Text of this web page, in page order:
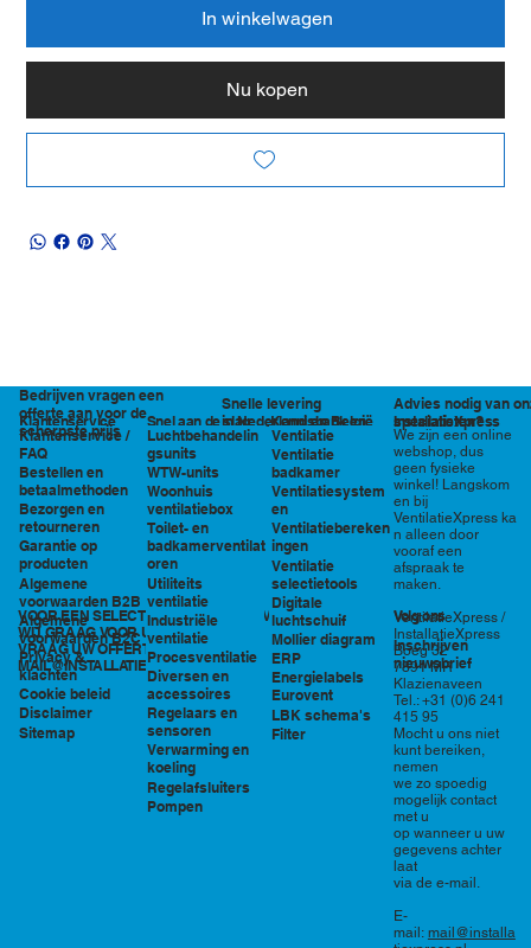
In winkelwagen
Nu kopen
Klantenservice
Klantenservice /
FAQ
Bestellen en
betaalmethoden
Bezorgen en
retourneren
Garantie op
producten
Algemene
voorwaarden B2B
Algemene
voorwaarden B2C
Privacy &
klachten
Cookie beleid
Disclaimer
Sitemap
VOOR EEN SELECTIE EN PRIJSOPGAVE STAAN
WIJ GRAAG VOOR U KLAAR!
VRAAG UW OFFERTE AAN VIA
MAIL@INSTALLATIEXPRESS.NL
Bedrijven vragen een
offerte aan voor de
scherpste prijs
Snelle levering
in Nederland en België
Advies nodig van
specialisten?
Snel aan de slag
Luchtbehandelin
gsunits
WTW-units
Woonhuis
ventilatiebox
Toilet- en
badkamerventilat
oren
Utiliteits
ventilatie
Industriële
ventilatie
Procesventilatie
Diversen en
accessoires
Regelaars en
sensoren
Verwarming en
koeling
Regelafsluiters
Pompen
Kennisbank en
tools
Ventilatie
Ventilatie
badkamer
Ventilatiesystem
en
Ventilatiebereken
ingen
Ventilatie
selectietools
Digitale
luchtschuif
Mollier diagram
ERP
Energielabels
Eurovent
LBK schema's
Filter
We zijn een online
webshop, dus
geen fysieke
winkel! Langskom
en bij
VentilatieXpress ka
n alleen door
vooraf een
afspraak te
maken.
VentilatieXpress /
InstallatieXpress
Boeg 32
7891 MR
Klazienaveen
Tel.: +31 (0)6 241
415 95
Mocht u ons niet
kunt bereiken,
nemen
we zo spoedig
mogelijk contact
met u
op wanneer u uw
gegevens achter
laat
via de e-mail.
E-
mail: mail@installa
InstallatieXpress
Volg ons
Inschrijven
nieuwsbrief